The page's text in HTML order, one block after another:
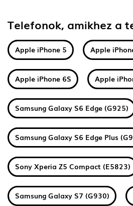
Telefonok, amikhez a
Apple iPhone 5 Apple
Apple iPhone 6S Apple
Samsung Galaxy S6 Edge (G925)
Samsung Galaxy S6 Edge Plus
Sony Xperia Z5 Compact (E5823)
Samsung Galaxy S7 (G930)